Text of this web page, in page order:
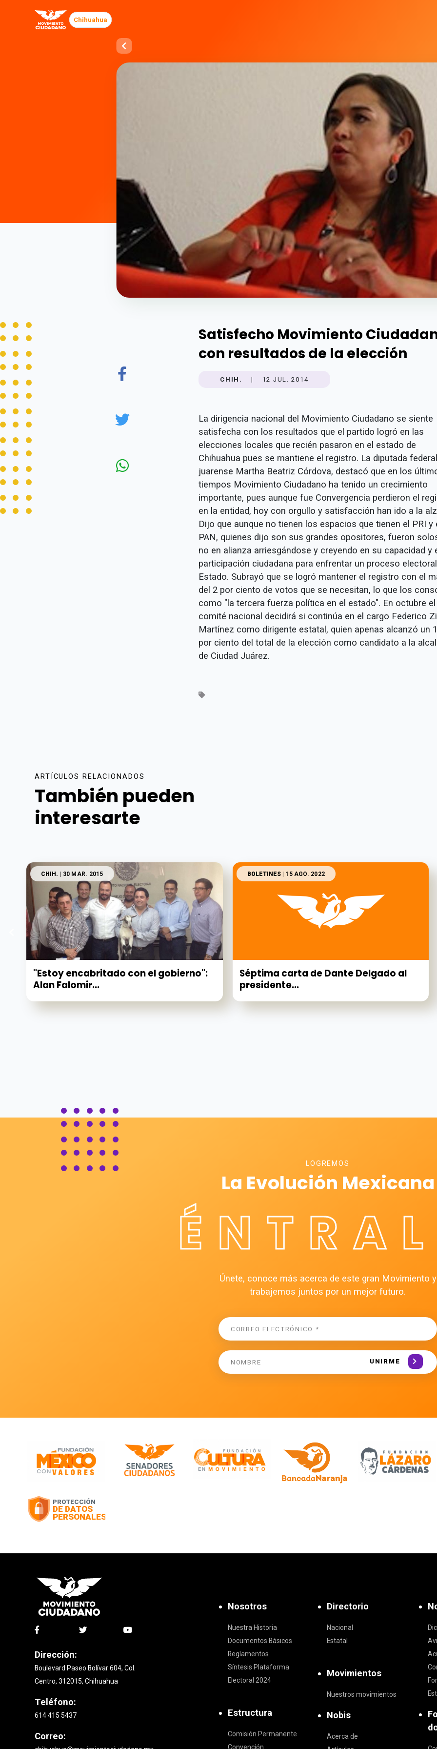
Chihuahua
Satisfecho Movimiento
con resultados de la elección
CHIH. | 12 JUL. 2014
La dirigencia nacional del Movimiento Ciudadano se siente
satisfecha con los resultados que el partido logró en las
elecciones locales que recién pasaron en el estado de
Chihuahua pues se mantiene el registro. La diputada federal
juarense Martha Beatriz Córdova, destacó que en los
tiempos Movimiento Ciudadano ha tenido un crecimiento
importante, pues aunque fue Convergencia perdieron el
en la entidad, hoy con orgullo y satisfacción han ido a la
Dijo que aunque no tienen los espacios que tienen el PRI y
PAN, quienes dijo son sus grandes opositores, fueron
no en alianza arriesgándose y creyendo en su capacidad y
participación ciudadana para enfrentar un proceso
Estado. Subrayó que se logró mantener el registro con el
del 2 por ciento de votos que se necesitan, lo que los
como "la tercera fuerza política en el estado". En octubre el
comité nacional decidirá si continúa en el cargo Federico
Martínez como dirigente estatal, quien apenas alcanzó un
por ciento del total de la elección como candidato a la
de Ciudad Juárez.
ARTÍCULOS RELACIONADOS
También pueden
interesarte
CHIH. | 30 MAR. 2015
"Estoy encabritado con el gobierno":
Alan Falomir...
BOLETINES| 15 AGO. 2022
Séptima carta de Dante Delgado al
presidente...
LOGREMOS
La Evolución Mexicana
Únete, conoce más acerca de este gran Movimiento y
trabajemos juntos por un mejor futuro.
UNIRME
Dirección:
Boulevard Paseo Bolívar 604, Col.
Centro, 312015, Chihuahua
Teléfono:
614 415 5437
Correo:
Nosotros
Nuestra Historia
Documentos Básicos
Reglamentos
Síntesis Plataforma
Electoral 2024
Estructura
Comisión Permanente
Convención
Directorio
Nacional
Estatal
Movimientos
Nuestros movimientos
Nobis
Acerca de